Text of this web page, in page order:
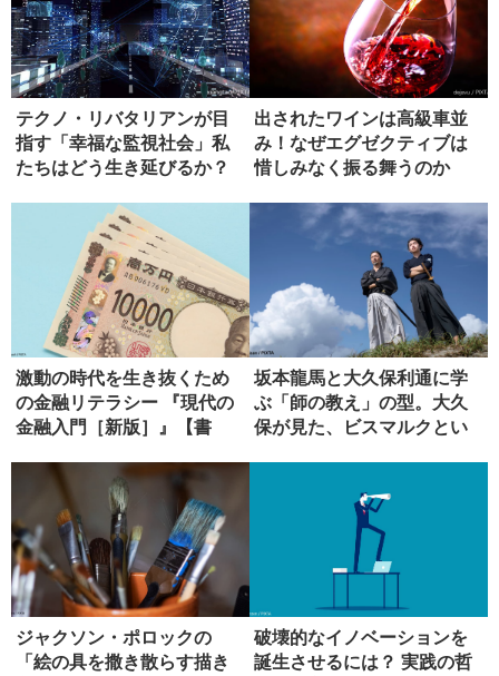
テクノ・リバタリアンが目
指す「幸福な監視社会」私
たちはどう生き延びるか？
出されたワインは高級車並
み！なぜエグゼクティブは
惜しみなく振る舞うのか
激動の時代を生き抜くため
の金融リテラシー 『現代の
金融入門［新版］』【書
坂本龍馬と大久保利通に学
ぶ「師の教え」の型。大久
保が見た、ビスマルクとい
ジャクソン・ポロックの
「絵の具を撒き散らす描き
破壊的なイノベーションを
誕生させるには？ 実践の哲